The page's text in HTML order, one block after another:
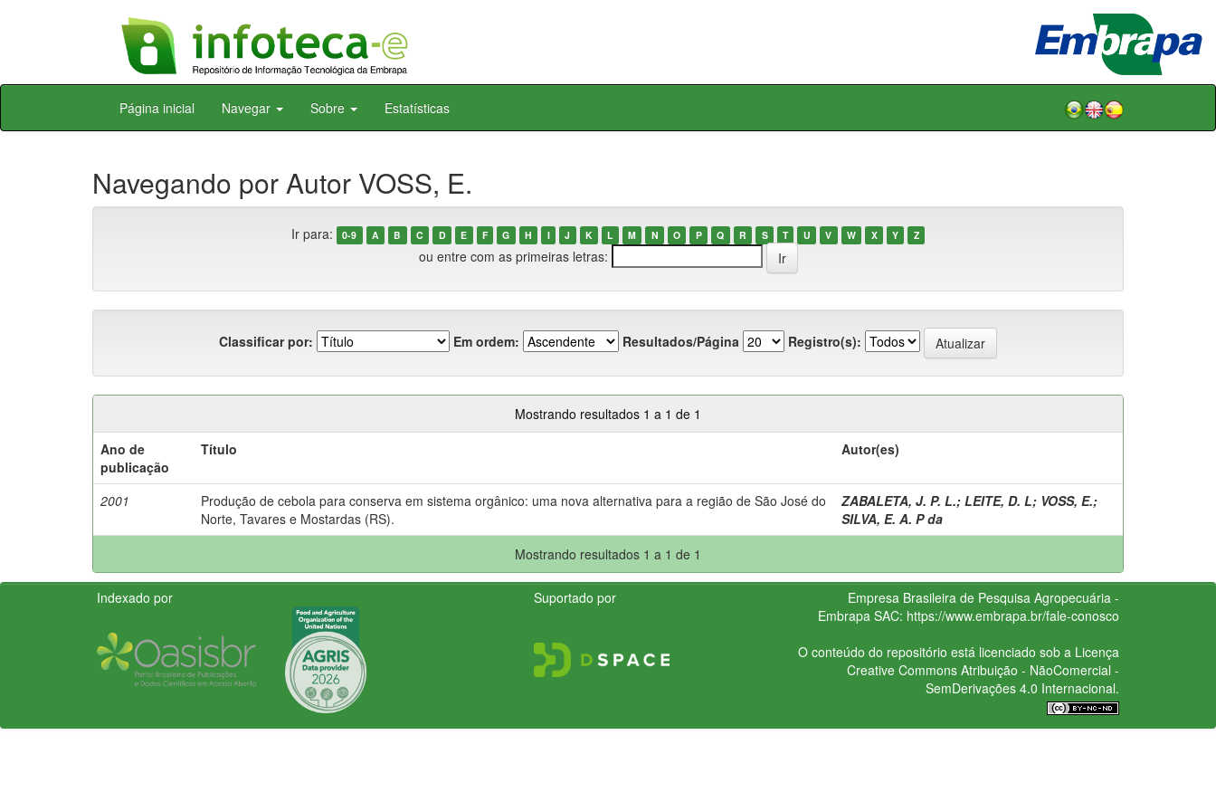
Skip
Página inicial Navegar Sobre Estatísticas
Navegando por Autor VOSS, E.
Ir para: 0-9 A B C D E F G H I J K L M N O P Q R S T U V W X Y Z
ou entre com as primeiras letras:
Classificar por: Em ordem: Resultados/Página Registro(s):
Mostrando resultados 1 a 1 de 1
Ano de
publicação
Título Autor(es)
2001
Produção de cebola para conserva em sistema orgânico: uma nova alternativa para a região de São José do
Norte, Tavares e Mostardas (RS).
ZABALETA, J. P. L.; LEITE, D. L; VOSS, E.;
SILVA, E. A. P da
Mostrando resultados 1 a 1 de 1
Indexado por Suportado por
Empresa Brasileira de Pesquisa Agropecuária -
Embrapa SAC: https://www.embrapa.br/fale-conosco
O conteúdo do repositório está licenciado sob a Licença
Creative CommonsAtribuição - NãoComercial -
SemDerivações 4.0 Internacional.